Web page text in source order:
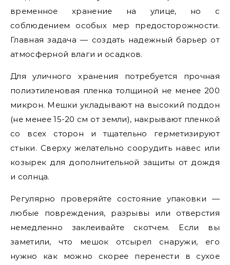
временное хранение на улице, но с
соблюдением особых мер предосторожности.
Главная задача — создать надежный барьер от
атмосферной влаги и осадков.
Для уличного хранения потребуется прочная
полиэтиленовая пленка толщиной не менее 200
микрон. Мешки укладывают на высокий поддон
(не менее 15-20 см от земли), накрывают пленкой
со всех сторон и тщательно герметизируют
стыки. Сверху желательно соорудить навес или
козырек для дополнительной защиты от дождя
и солнца.
Регулярно проверяйте состояние упаковки —
любые повреждения, разрывы или отверстия
немедленно заклеивайте скотчем. Если вы
заметили, что мешок отсырел снаружи, его
нужно как можно скорее перенести в сухое